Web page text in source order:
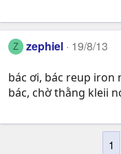
Z zephiel 19/8/13
bác ơi, bác reup iron
bác, chờ thằng kleii
1